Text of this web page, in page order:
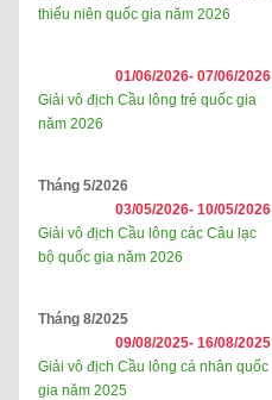
thiếu niên quốc gia năm 2026
01/06/2026- 07/06/2026
Giải vô địch Cầu lông trẻ quốc gia
năm 2026
Tháng 5/2026
03/05/2026- 10/05/2026
Giải vô địch Cầu lông các Câu lạc
bộ quốc gia năm 2026
Tháng 8/2025
09/08/2025- 16/08/2025
Giải vô địch Cầu lông cá nhân quốc
gia năm 2025